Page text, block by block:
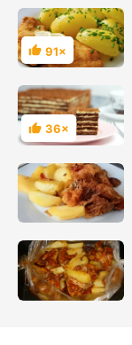
Hodnocení
91×
Hodnocení
36×